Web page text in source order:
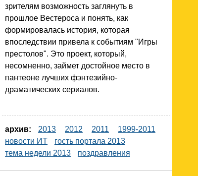
зрителям возможность заглянуть в
прошлое Вестероса и понять, как
формировалась история, которая
впоследствии привела к событиям "Игры
престолов". Это проект, который,
несомненно, займет достойное место в
пантеоне лучших фэнтезийно-
драматических сериалов.
архив: 2013 2012 2011
1999-2011
новости ИТ
гость портала 2013
тема недели 2013
поздравления